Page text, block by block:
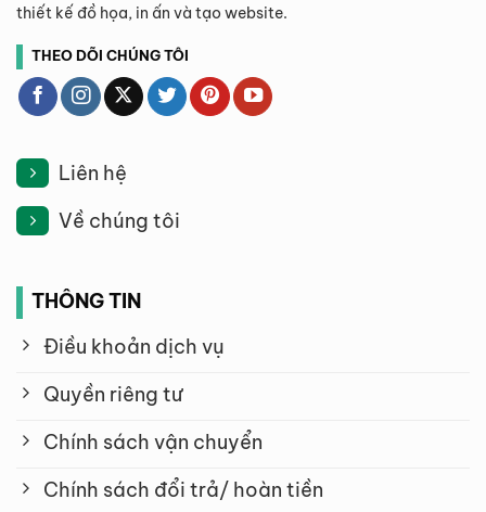
thiết kế đồ họa, in ấn và tạo website.
THEO DÕI CHÚNG TÔI
Liên hệ
Về chúng tôi
THÔNG TIN
Điều khoản dịch vụ
Quyền riêng tư
Chính sách vận chuyển
Chính sách đổi trả/ hoàn tiền